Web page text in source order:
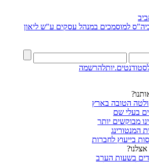
למוסמכים במנהל עסקים ע"ש ליאון
להרשמה
הטובה בארץ
בעלי שם
מבוקשים יותר
המנטורינג
בייעוץ לחברות
בשעות הערב